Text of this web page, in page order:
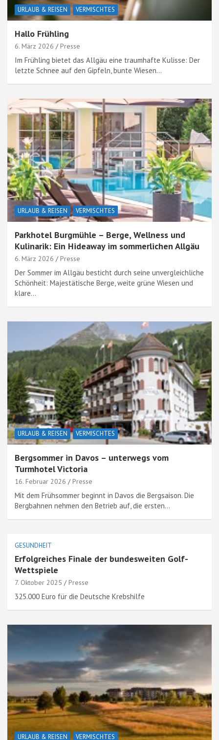
URLAUB & REISEN VERMISCHTES
Hallo Frühling
6. März 2026 Presse
Im Frühling bietet das Allgäu eine traumhafte Kulisse: Der
letzte Schnee auf den Gipfeln, bunte Wiesen…
URLAUB & REISEN VERMISCHTES
Parkhotel Burgmühle – Berge, Wellness und
Kulinarik: Ein Hideaway im sommerlichen Allgäu
6. März 2026 Presse
Der Sommer im Allgäu besticht durch seine unvergleichliche
Schönheit: Majestätische Berge, weite grüne Wiesen und
klare…
URLAUB & REISEN VERMISCHTES
Bergsommer in Davos – unterwegs vom
Turmhotel Victoria
16. Februar 2026 Presse
Mit dem Frühsommer beginnt in Davos die Bergsaison. Die
Bergbahnen nehmen den Betrieb auf, die ersten…
GESUNDHEIT
Erfolgreiches Finale der bundesweiten Golf-
Wettspiele
7. Oktober 2025 Presse
325.000 Euro für die Deutsche Krebshilfe
URLAUB & REISEN VERMISCHTES